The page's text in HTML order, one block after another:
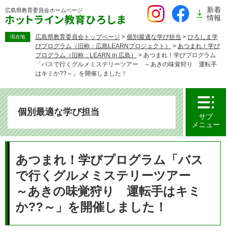
ー
広島県教育委員会ホームページ
新着
情報
現在地 広島県教育委員会トップページ > 個別最適な学び担当 > ひろしま学
びプログラム（旧称：広島LEARNプロジェクト）
> あつまれ！学び
プログラム（旧称：LEARN in 広島）
> あつまれ！学びプログラム
「バスで行くグルメミステリーツアー ～あきの味覚狩り 運転手
はキミか??～」を開催しました！
個別最適な学び担当
サブ
メニュー
あつまれ！学びプログラム「バス
で行くグルメミステリーツアー
～あきの味覚狩り 運転手はキミ
か??～」を開催しました！